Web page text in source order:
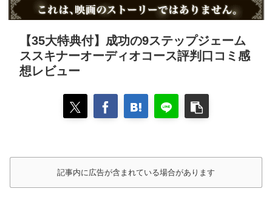
【35大特典付】成功の9ステップジェーム
ススキナーオーディオコース評判口コミ感
想レビュー
記事内に広告が含まれている場合があります